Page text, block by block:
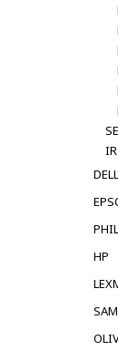
IR
DELL
HP